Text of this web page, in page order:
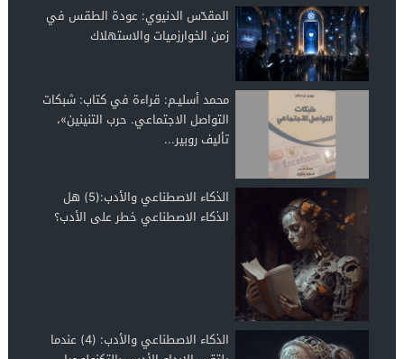
المقدّس الدنيوي: عودة الطقس في
زمن الخوارزميات والاستهلاك
محمد أسليـم: قراءة في كتاب: شبكات
التواصل الاجتماعي. حرب التنينين»،
تأليف روبير...
الذكاء الاصطناعي والأدب:(5) هل
الذكاء الاصطناعي خطر على الأدب؟
الذكاء الاصطناعي والأدب: (4) عندما